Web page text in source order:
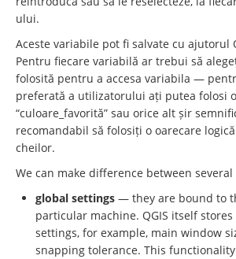
ului.
Aceste variabile pot fi salvate cu ajutorul
Pentru fiecare variabilă ar trebui să
folosită pentru a accesa variabila —
preferată a utilizatorului ați putea folosi
“culoare_favorită” sau orice alt șir
recomandabil să folosiți o oarecare
cheilor.
We can make difference between
global settings — they are bound to
particular machine. QGIS itself
settings, for example, main window
snapping tolerance. This